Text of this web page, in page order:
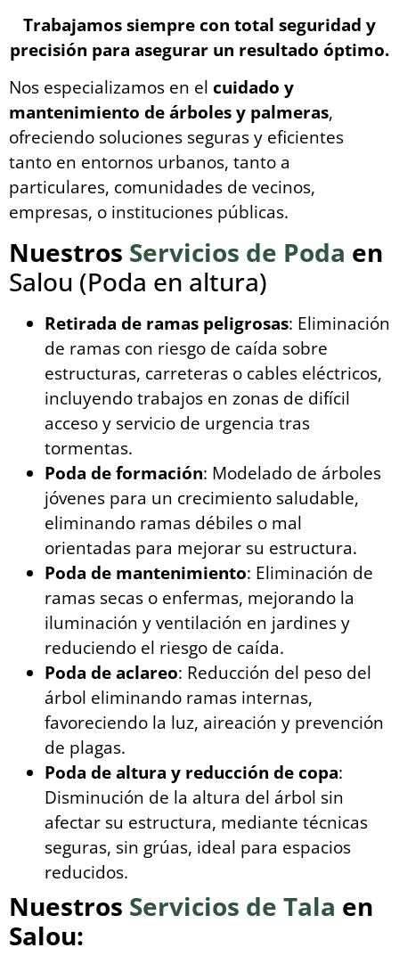
Trabajamos siempre con total seguridad y
precisión para asegurar un resultado óptimo.
Nos especializamos en el cuidado y
mantenimiento de árboles y palmeras,
ofreciendo soluciones seguras y eficientes
tanto en entornos urbanos, tanto a
particulares, comunidades de vecinos,
empresas, o instituciones públicas.
Nuestros Servicios de Poda en
Salou (Poda en altura)
Retirada de ramas peligrosas: Eliminación
de ramas con riesgo de caída sobre
estructuras, carreteras o cables eléctricos,
incluyendo trabajos en zonas de difícil
acceso y servicio de urgencia tras
tormentas.
Poda de formación: Modelado de árboles
jóvenes para un crecimiento saludable,
eliminando ramas débiles o mal
orientadas para mejorar su estructura.
Poda de mantenimiento: Eliminación de
ramas secas o enfermas, mejorando la
iluminación y ventilación en jardines y
reduciendo el riesgo de caída.
Poda de aclareo: Reducción del peso del
árbol eliminando ramas internas,
favoreciendo la luz, aireación y prevención
de plagas.
Poda de altura y reducción de copa:
Disminución de la altura del árbol sin
afectar su estructura, mediante técnicas
seguras, sin grúas, ideal para espacios
reducidos.
Nuestros Servicios de Tala en
Salou: